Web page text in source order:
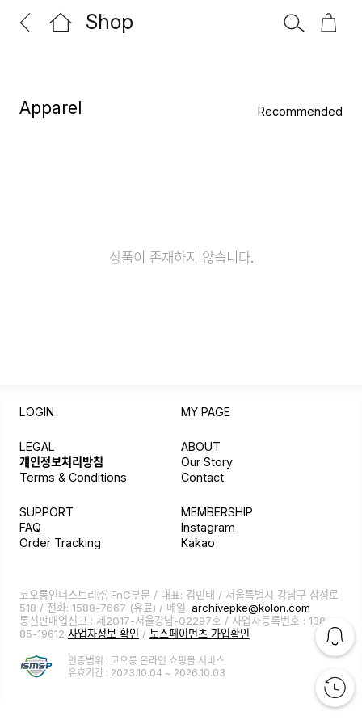
Shop
Apparel
상품이 존재하지 않습니다.
LOGIN MY PAGE
LEGAL
개인정보처리방침
Terms & Conditions
ABOUT
Our Story
Contact
SUPPORT
FAQ
Order Tracking
MEMBERSHIP
Instagram
Kakao
코오롱인더스트리㈜ FnC부문 / 대표: 김민태 / 서울특별시 강남구 삼성로
518 / 전화: 1588-7667 (유료) / 메일: archivepke@kolon.com
통신판매업신고 : 제2017-서울강남-02297호 / 사업자등록번호 : 138-
85-19612 사업자정보 확인 / 토스페이먼츠 가입확인
인증범위 : 코오롱 온라인 쇼핑몰 서비스
유효기간 : 2023.10.04 ~ 2026.10.03